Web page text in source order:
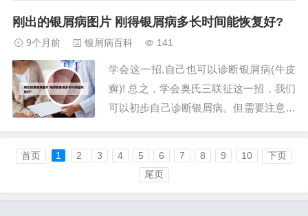
性皮肤病，诱因包括精神压力、局部过敏
皂、洗洁精等刺激性物质，保持手部清洁
干燥，切勿搔抓...
刚出的银屑病图片 刚得银屑病多长时间能恢复好?
9个月前 银屑病百科 141
学会这一招,自己也可以诊断银屑病(牛皮
癣)! 总之，学会奥氏三联征这一招，我们
可以初步自己诊断银屑病。但需要注意的
或复杂的病例，还是需要通过专业医生的
进一步诊断来确定。要自我初步诊断银屑
病，可以通过观察奥氏三联征的特征来判
首页 1 2 3 4 5 6 7 8 9 10
下页
尾页